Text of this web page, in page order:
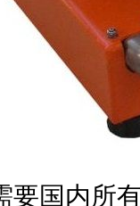
要国内所